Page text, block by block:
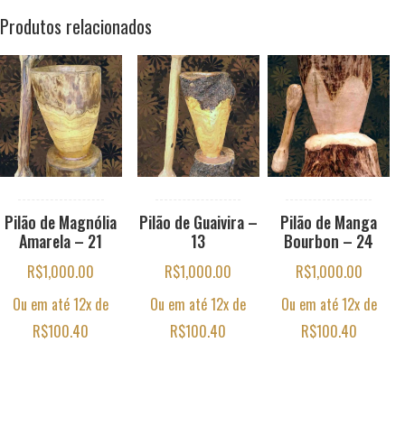
Produtos relacionados
Pilão de Magnólia
Amarela – 21
R$1,000.00
Ou em até 12x de
R$100.40
Pilão de Manga
Bourbon – 24
R$1,000.00
Ou em até 12x de
R$100.40
Pilão de Guaivira –
13
R$1,000.00
Ou em até 12x de
R$100.40